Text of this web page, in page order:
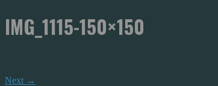
IMG_1115-150×150
Next →